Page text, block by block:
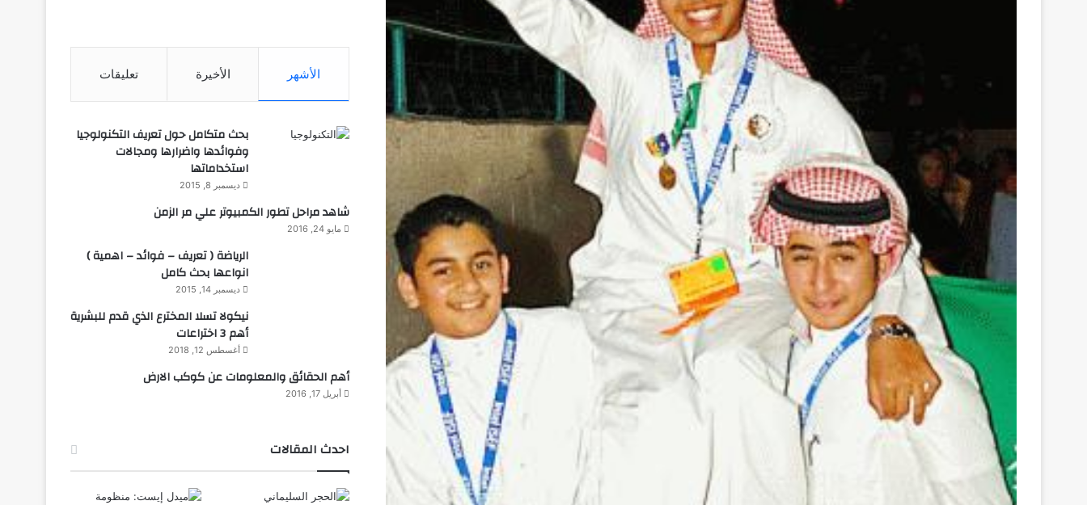
الأشهر الأخيرة تعليقات
بحث متكامل حول تعريف التكنولوجيا
وفوائدها واضرارها ومجالات
استخداماتها
ديسمبر 8, 2015
شاهد مراحل تطور الكمبيوتر علي مر الزمن
مايو 24, 2016
الرياضة ( تعريف – فوائد – اهمية )
انواعها بحث كامل
ديسمبر 14, 2015
نيكولا تسلا المخترع الذي قدم للبشرية
أهم 3 اختراعات
أغسطس 12, 2018
أهم الحقائق والمعلومات عن كوكب الارض
أبريل 17, 2016
احدث المقالات